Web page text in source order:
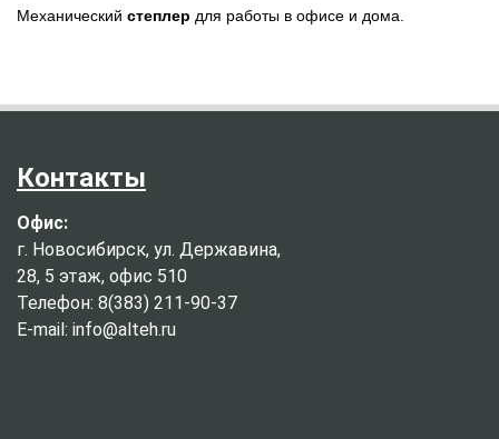
Механический степлер для работы в офисе и дома.
Контакты
Офис:
г. Новосибирск, ул. Державина,
28, 5 этаж, офис 510
Телефон: 8(383) 211-90-37
E-mail: info@alteh.ru